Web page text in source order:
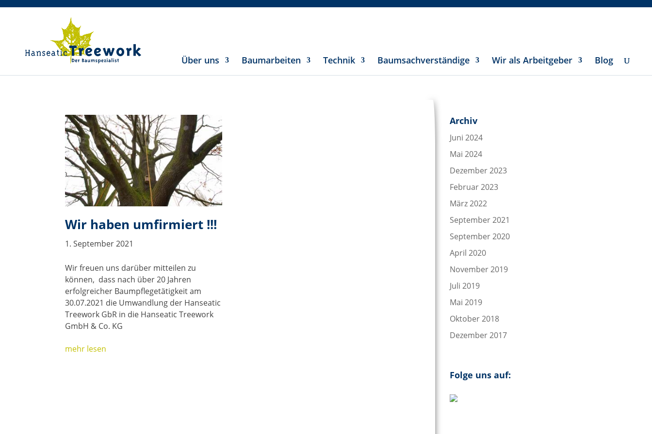
Über uns Baumarbeiten Technik Baumsachverständige Wir als Arbeitgeber Blog
Wir haben umfirmiert !!!
1. September 2021
Wir freuen uns darüber mitteilen zu
können, dass nach über 20 Jahren
erfolgreicher Baumpflegetätigkeit am
30.07.2021 die Umwandlung der Hanseatic
Treework GbR in die Hanseatic Treework
GmbH & Co. KG
mehr lesen
Archiv
Juni 2024
Mai 2024
Dezember 2023
Februar 2023
März 2022
September 2021
September 2020
April 2020
November 2019
Juli 2019
Mai 2019
Oktober 2018
Dezember 2017
Folge uns auf: